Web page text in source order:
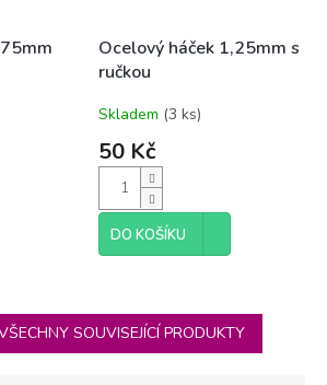
háček 0,75mm
Ocelový háček 1,25mm s
ručkou
Skladem (3 ks)
50 Kč
DO KOŠÍKU
SOUVISEJÍCÍ PRODUKTY